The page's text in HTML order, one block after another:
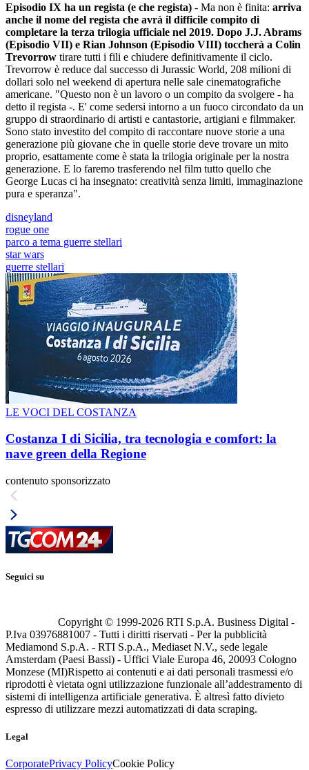
Episodio IX ha un regista (e che regista) - Ma non è finita: arriva
anche il nome del regista che avrà il difficile compito di
completare la terza trilogia ufficiale nel 2019. Dopo J.J. Abrams
(Episodio VII) e Rian Johnson (Episodio VIII) toccherà a Colin
Trevorrow tirare tutti i fili e chiudere definitivamente il ciclo.
Trevorrow è reduce dal successo di Jurassic World, 208 milioni di
dollari solo nel weekend di apertura nelle sale cinematografiche
americane. "Questo non è un lavoro o un compito da svolgere - ha
detto il regista -. E' come sedersi intorno a un fuoco circondato da un
gruppo di straordinario di artisti e cantastorie, artigiani e filmmaker.
Sono stato investito del compito di raccontare nuove storie a una
generazione più giovane che in quelle storie deve trovare un mito
proprio, esattamente come è stata la trilogia originale per la nostra
generazione. E lo faremo trasferendo nel film tutto quello che
George Lucas ci ha insegnato: creatività senza limiti, immaginazione
pura e speranza".
disneyland
rogue one
parco a tema guerre stellari
star wars
guerre stellari
LE VOCI DEL COSTANZA
Costanza I di Sicilia, tra tecnologia e comfort: la
nave green della Regione
contenuto sponsorizzato
Seguici su
Copyright © 1999-2026 RTI S.p.A. Business Digital -
P.Iva 03976881007 - Tutti i diritti riservati - Per la pubblicità
Mediamond S.p.A. - RTI S.p.A., Mediaset N.V., sede legale
Amsterdam (Paesi Bassi) - Uffici Viale Europa 46, 20093 Cologno
Monzese (MI)Rispetto ai contenuti e ai dati personali trasmessi e/o
riprodotti è vietata ogni utilizzazione funzionale all’addestramento di
sistemi di intelligenza artificiale generativa. È altresì fatto divieto
espresso di utilizzare mezzi automatizzati di data scraping.
Legal
CorporatePrivacy PolicyCookie Policy